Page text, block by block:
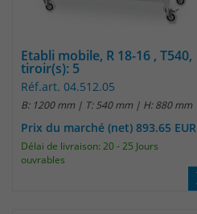
Etabli mobile, R 18-16 , T540,
tiroir(s): 5
Réf.art. 04.512.05
B: 1200 mm | T: 540 mm | H: 880 mm
Prix du marché (net) 893.65 EUR
Délai de livraison: 20 - 25 Jours
ouvrables